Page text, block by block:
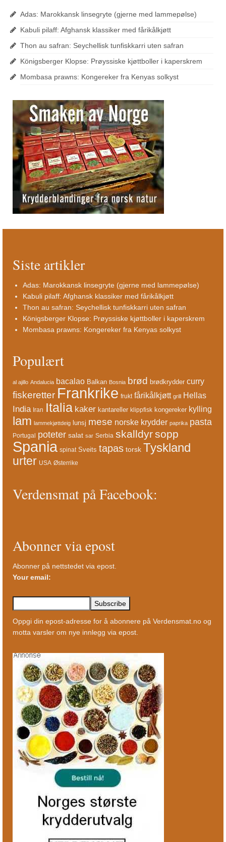
Adas: Marokkansk linsegryte (gjerne med lammepølse)
Kabuli pilaff: Afghansk klassiker med fårikålkjøtt
Thon au safran: Seychellisk tunfiskkarri uten safran
Königsberger Klopse: Prøyssiske kjøttboller i kaperskrem
Mombasa prawns: Kongereker fra Kenyas solkyst
Siste artikler
Adas: Marokkansk linsegryte (gjerne med lammepølse)
Kabuli pilaff: Afghansk klassiker med fårikålkjøtt
Thon au safran: Seychellisk tunfiskkarri uten safran
Königsberger Klopse: Prøyssiske kjøttboller i kaperskrem
Mombasa prawns: Kongereker fra Kenyas solkyst
Populært
al ajillo Andalucia bacalao Balkan Bosnia brød brødkrydder curry
fiskeretter Frankrike frukt fårikålkjøtt grill Hellas
India Iran Italia kaker kantareller klippfisk kongereker kylling
lam lammekjøttdeig lunsj mese norske krydder paprika pasta
Portugal poteter salat sar Serbia skalldyrsopp
Spania spinat Sveits tapas torsk Tyskland
urter USA Østerrike
Verdensmat på Facebook:
Abonner via epost
Abonner på nettstedet via epost.
Your email:
Oppgi din epost-adresse for å abonnere på Verdensmat.no og
motta varsler om nye innlegg via epost.